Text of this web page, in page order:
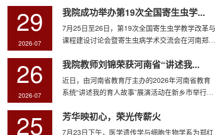
学与组织胚胎学实...
29
2026-07
我院成功举办第19次全国寄生虫学...
7月25日至26日，第19次全国寄生虫学教学改革与
课程建设讨论会暨寄生虫病学术交流会在河南郑州
主办，郑州大学基...
26
2026-07
我院教师刘锦荣获河南省“讲述我...
近日，由河南省教育厅主办的2026年河南省教育
系统“讲述我的育人故事”展演活动在新乡市举行。
自全省各级各...
25 芳华映初心，荣光传薪火
7月23日下午，医学遗传学与细胞生物学系为郑红